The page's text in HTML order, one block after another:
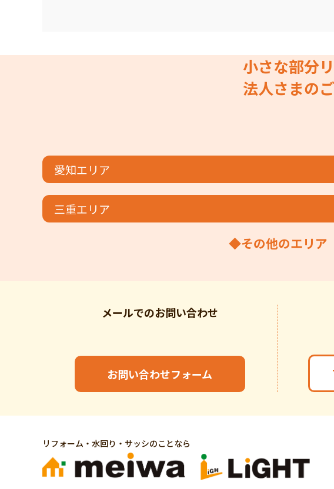
小さな部分
法人さまの
愛知エリア
三重エリア
◆その他のエリア
メールでのお問い合わせ
お問い合わせフォーム
リフォーム・水回り・サッシのことなら